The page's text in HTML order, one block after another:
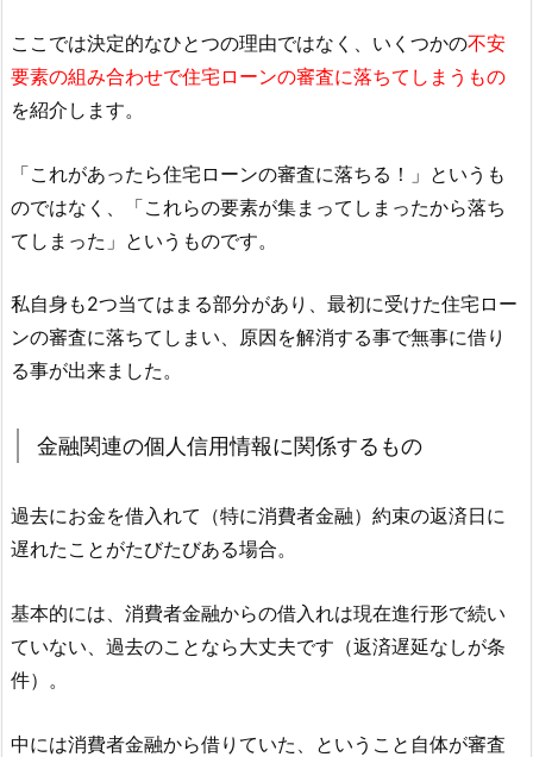
ここでは決定的なひとつの理由ではなく、いくつかの不安
要素の組み合わせで住宅ローンの審査に落ちてしまうもの
を紹介します。
「これがあったら住宅ローンの審査に落ちる！」というも
のではなく、「これらの要素が集まってしまったから落ち
てしまった」というものです。
私自身も2つ当てはまる部分があり、最初に受けた住宅ロー
ンの審査に落ちてしまい、原因を解消する事で無事に借り
る事が出来ました。
金融関連の個人信用情報に関係するもの
過去にお金を借入れて（特に消費者金融）約束の返済日に
遅れたことがたびたびある場合。
基本的には、消費者金融からの借入れは現在進行形で続い
ていない、過去のことなら大丈夫です（返済遅延なしが条
件）。
中には消費者金融から借りていた、ということ自体が審査